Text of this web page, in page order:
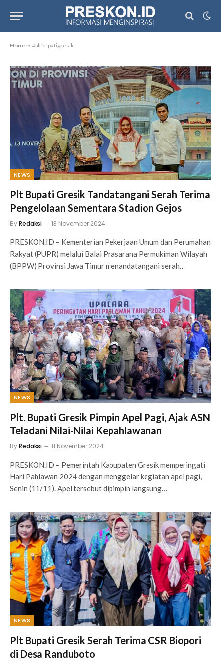
Home » #pltbupatigresik
NEWS
Plt Bupati Gresik Tandatangani Serah Terima
Pengelolaan Sementara Stadion Gejos
ByRedaksi 13 November 2024
PRESKON.ID – Kementerian Pekerjaan Umum dan Perumahan
Rakyat (PUPR) melalui Balai Prasarana Permukiman Wilayah
(BPPW) Provinsi Jawa Timur menandatangani serah…
NEWS
Plt. Bupati Gresik Pimpin Apel Pagi, Ajak ASN
Teladani Nilai-Nilai Kepahlawanan
ByRedaksi 11 November 2024
PRESKON.ID – Pemerintah Kabupaten Gresik memperingati
Hari Pahlawan 2024 dengan menggelar kegiatan apel pagi,
Senin (11/11). Apel tersebut dipimpin langsung…
NEWS
Plt Bupati Gresik Serah Terima CSR Biopori
di Desa Randuboto